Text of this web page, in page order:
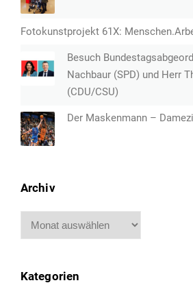
Fotokunstprojekt 61X:
Besuch
Nachbaur (SPD) und Herr
(CDU/CSU)
Der Maskenmann –
Archiv
Archiv
Kategorien